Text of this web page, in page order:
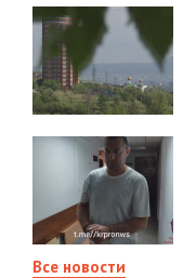
Все новости